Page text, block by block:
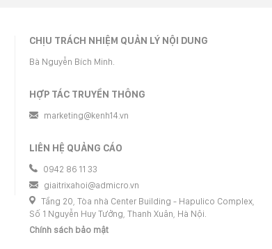
CHỊU TRÁCH NHIỆM QUẢN LÝ NỘI DUNG
Bà Nguyễn Bích Minh.
HỢP TÁC TRUYỀN THÔNG
marketing@kenh14.vn
LIÊN HỆ QUẢNG CÁO
0942 86 11 33
giaitrixahoi@admicro.vn
Tầng 20, Tòa nhà Center Building - Hapulico Complex,
Số 1 Nguyễn Huy Tưởng, Thanh Xuân, Hà Nội.
Chính sách bảo mật